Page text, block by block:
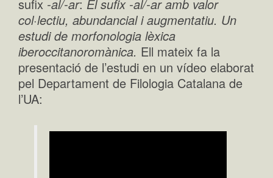
sufix -al/-ar: El sufix -al/-ar amb valor
col·lectiu, abundancial i augmentatiu. Un
estudi de morfonologia lèxica
iberoccitanoromànica. Ell mateix fa la
presentació de l’estudi en un vídeo elaborat
pel Departament de Filologia Catalana de
l’UA: